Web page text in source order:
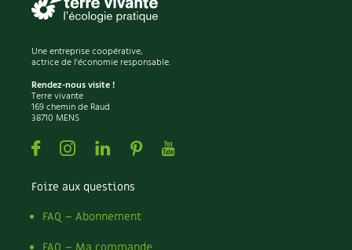
Une entreprise coopérative,
actrice de l'économie responsable.
Rendez-nous visite !
Terre vivante
169 chemin de Raud
38710 MENS
FacebookInstagramLinkedin
PinterestYoutube
Foire aux questions
FAQ – Abonnement
FAQ – Ma commande